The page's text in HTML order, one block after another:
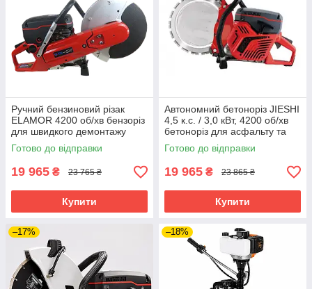
Ручний бензиновий різак
ELAMOR 4200 об/хв бензоріз
для швидкого демонтажу
бетону та асфальтного
покриття
Готово до відправки
19 965 ₴ 23 765 ₴
Купити
Автономний бетоноріз JIESHI
4,5 к.с. / 3,0 кВт, 4200 об/хв
бетоноріз для асфальту та
бетону
Готово до відправки
19 965 ₴ 23 865 ₴
Купити
–17% –18%